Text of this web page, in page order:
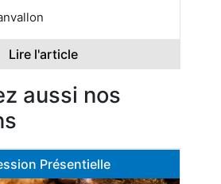
Lire l'article
aussi nos
Présentielle